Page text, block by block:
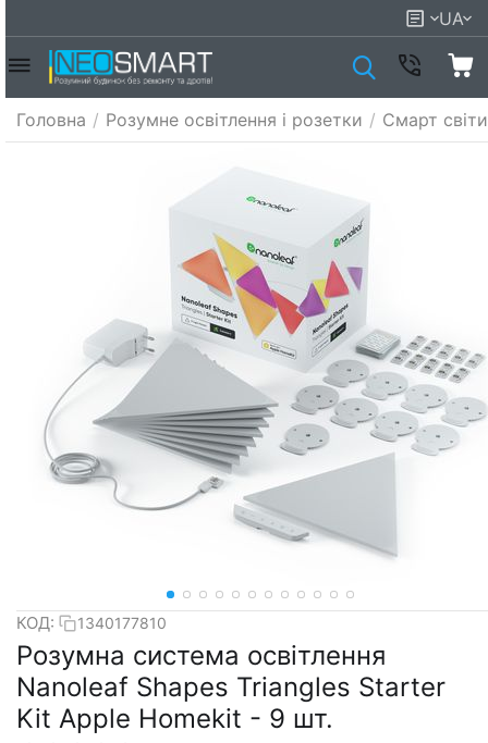
UA
Головна / Розумне освітлення і розетки / Смарт
КОД: 1340177810
Розумна система освітлення
Nanoleaf Shapes Triangles Starter
Kit Apple Homekit - 9 шт.